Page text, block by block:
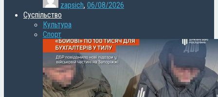
zapsich, 06/08/2026
Суспільство
Культура
Спорт